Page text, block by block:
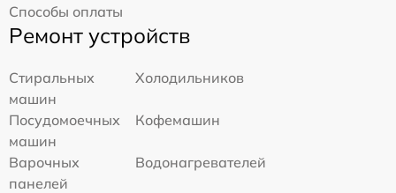
Способы оплаты
Ремонт устройств
Стиральных
машин
Холодильников
Посудомоечных
машин
Кофемашин
Варочных
панелей
Водонагревателей